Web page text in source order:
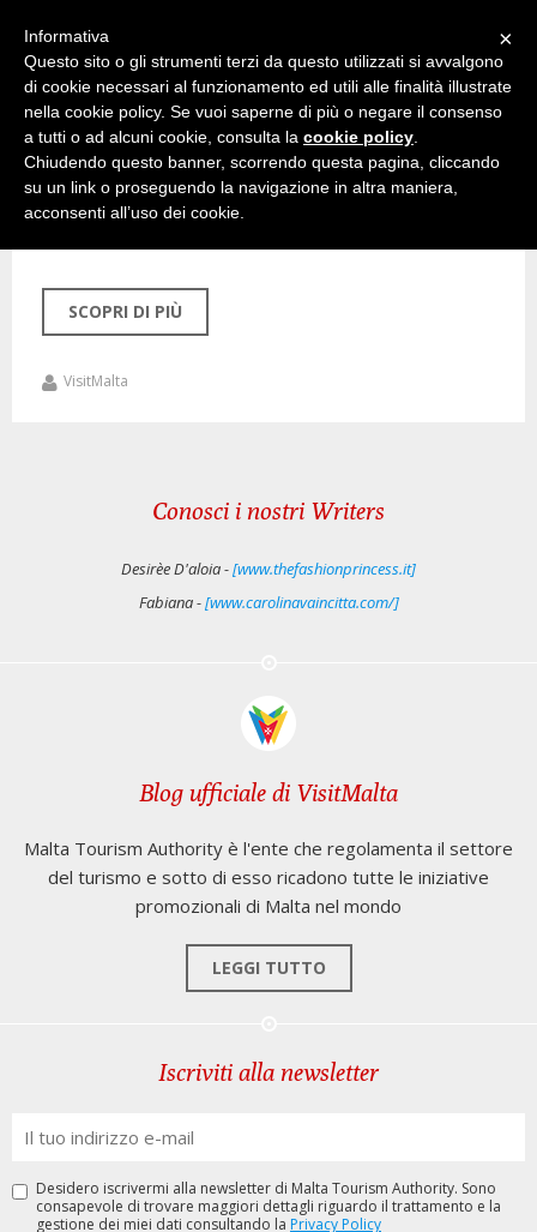
17 Marzo 2020
equinozio Malta
SCOPRI DI PIÙ
VisitMalta
Conosci i nostri Writers
Desirèe D'aloia -[www.thefashionprincess.it]
Fabiana -[www.carolinavaincitta.com/]
Blog ufficiale di VisitMalta
Malta Tourism Authority è l'ente che regolamenta il settore
del turismo e sotto di esso ricadono tutte le iniziative
promozionali di Malta nel mondo
LEGGI TUTTO
Iscriviti alla newsletter
Desidero iscrivermi alla newsletter di Malta Tourism Authority. Sono
consapevole di trovare maggiori dettagli riguardo il trattamento e la
gestione dei miei dati consultando la Privacy Policy
×
Informativa
Questo sito o gli strumenti terzi da questo utilizzati si avvalgono
di cookie necessari al funzionamento ed utili alle finalità illustrate
nella cookie policy. Se vuoi saperne di più o negare il consenso
a tutti o ad alcuni cookie, consulta la cookie policy
Chiudendo questo banner, scorrendo questa pagina, cliccando
su un link o proseguendo la navigazione in altra maniera,
acconsenti all’uso dei cookie.